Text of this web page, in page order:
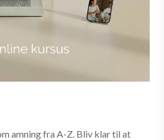
amning fra A-Z. Bliv klar til at